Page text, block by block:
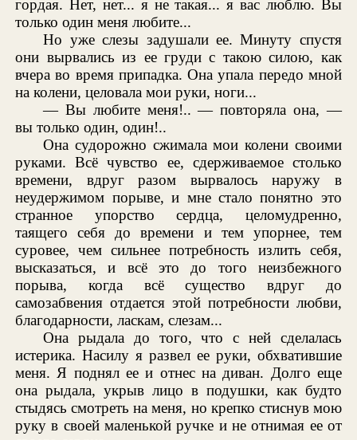
гордая. Нет, нет... я не такая... я вас люблю. Вы
только один меня любите...
Но уже слезы задушали ее. Минуту спустя
они вырвались из ее груди с такою силою, как
вчера во время припадка. Она упала передо мной
на колени, целовала мои руки, ноги...
— Вы любите меня!.. — повторяла она, —
вы только один, один!..
Она судорожно сжимала мои колени своими
руками. Всё чувство ее, сдерживаемое столько
времени, вдруг разом вырвалось наружу в
неудержимом порыве, и мне стало понятно это
странное упорство сердца, целомудренно,
таящего себя до времени и тем упорнее, тем
суровее, чем сильнее потребность излить себя,
высказаться, и всё это до того неизбежного
порыва, когда всё существо вдруг до
самозабвения отдается этой потребности любви,
благодарности, ласкам, слезам...
Она рыдала до того, что с ней сделалась
истерика. Насилу я развел ее руки, обхватившие
меня. Я поднял ее и отнес на диван. Долго еще
она рыдала, укрыв лицо в подушки, как будто
стыдясь смотреть на меня, но крепко стиснув мою
руку в своей маленькой ручке и не отнимая ее от